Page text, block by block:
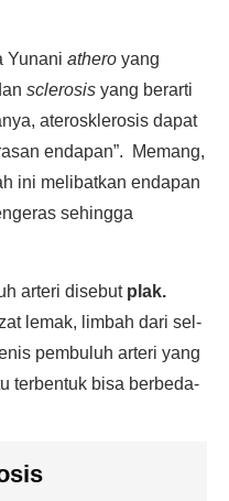
Yunani athero yang
sclerosis yang berarti
aterosklerosis dapat
endapan”. Memang,
ini melibatkan endapan
sehingga
arteri disebut plak.
lemak, limbah dari sel-
pembuluh arteri yang
terbentuk bisa berbeda-